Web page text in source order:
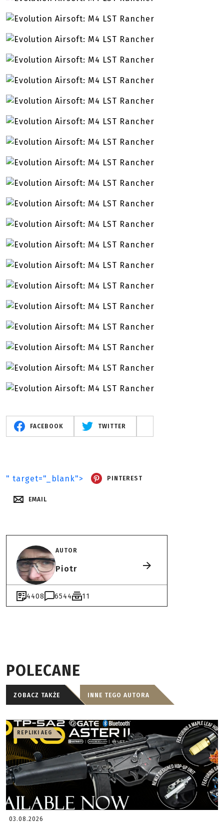
FACEBOOK TWITTER
" target="_blank"> PINTEREST
EMAIL
AUTOR
Piotr
4408 6544 11
POLECANE
ZOBACZ TAKŻE INNE TEGO AUTORA
REPLIKI AEG
03.08.2026